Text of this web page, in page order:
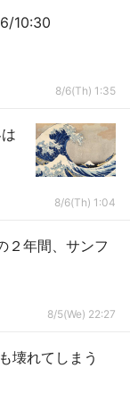
10:30
8/6(Th) 1:35
8/6(Th) 1:04
２年間、サンフ
8/5(We) 22:27
壊れてしまう